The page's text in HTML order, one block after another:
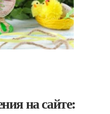
на сайте: